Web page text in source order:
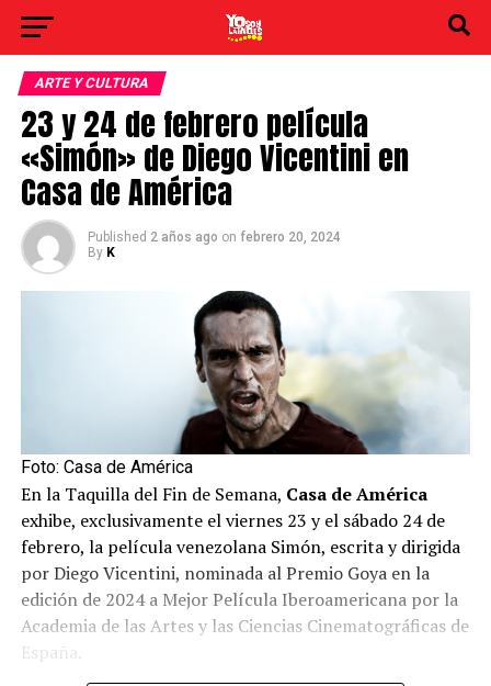
ARTE Y CULTURA
23 y 24 de febrero película
«Simón» de Diego Vicentini en
Casa de América
Published 2 años ago on febrero 20, 2024
By K
Foto: Casa de América
En la Taquilla del Fin de Semana, Casa de América
exhibe, exclusivamente el viernes 23 y el sábado 24 de
febrero, la película venezolana Simón, escrita y dirigida
por Diego Vicentini, nominada al Premio Goya en la
edición de 2024 a Mejor Película Iberoamericana por la
Academia de las Artes y las Ciencias Cinematográficas de
España.